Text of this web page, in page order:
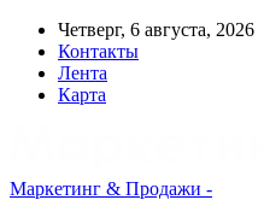
Четверг, 6 августа, 2026
Контакты
Лента
Карта
Маркетинг & Продажи -